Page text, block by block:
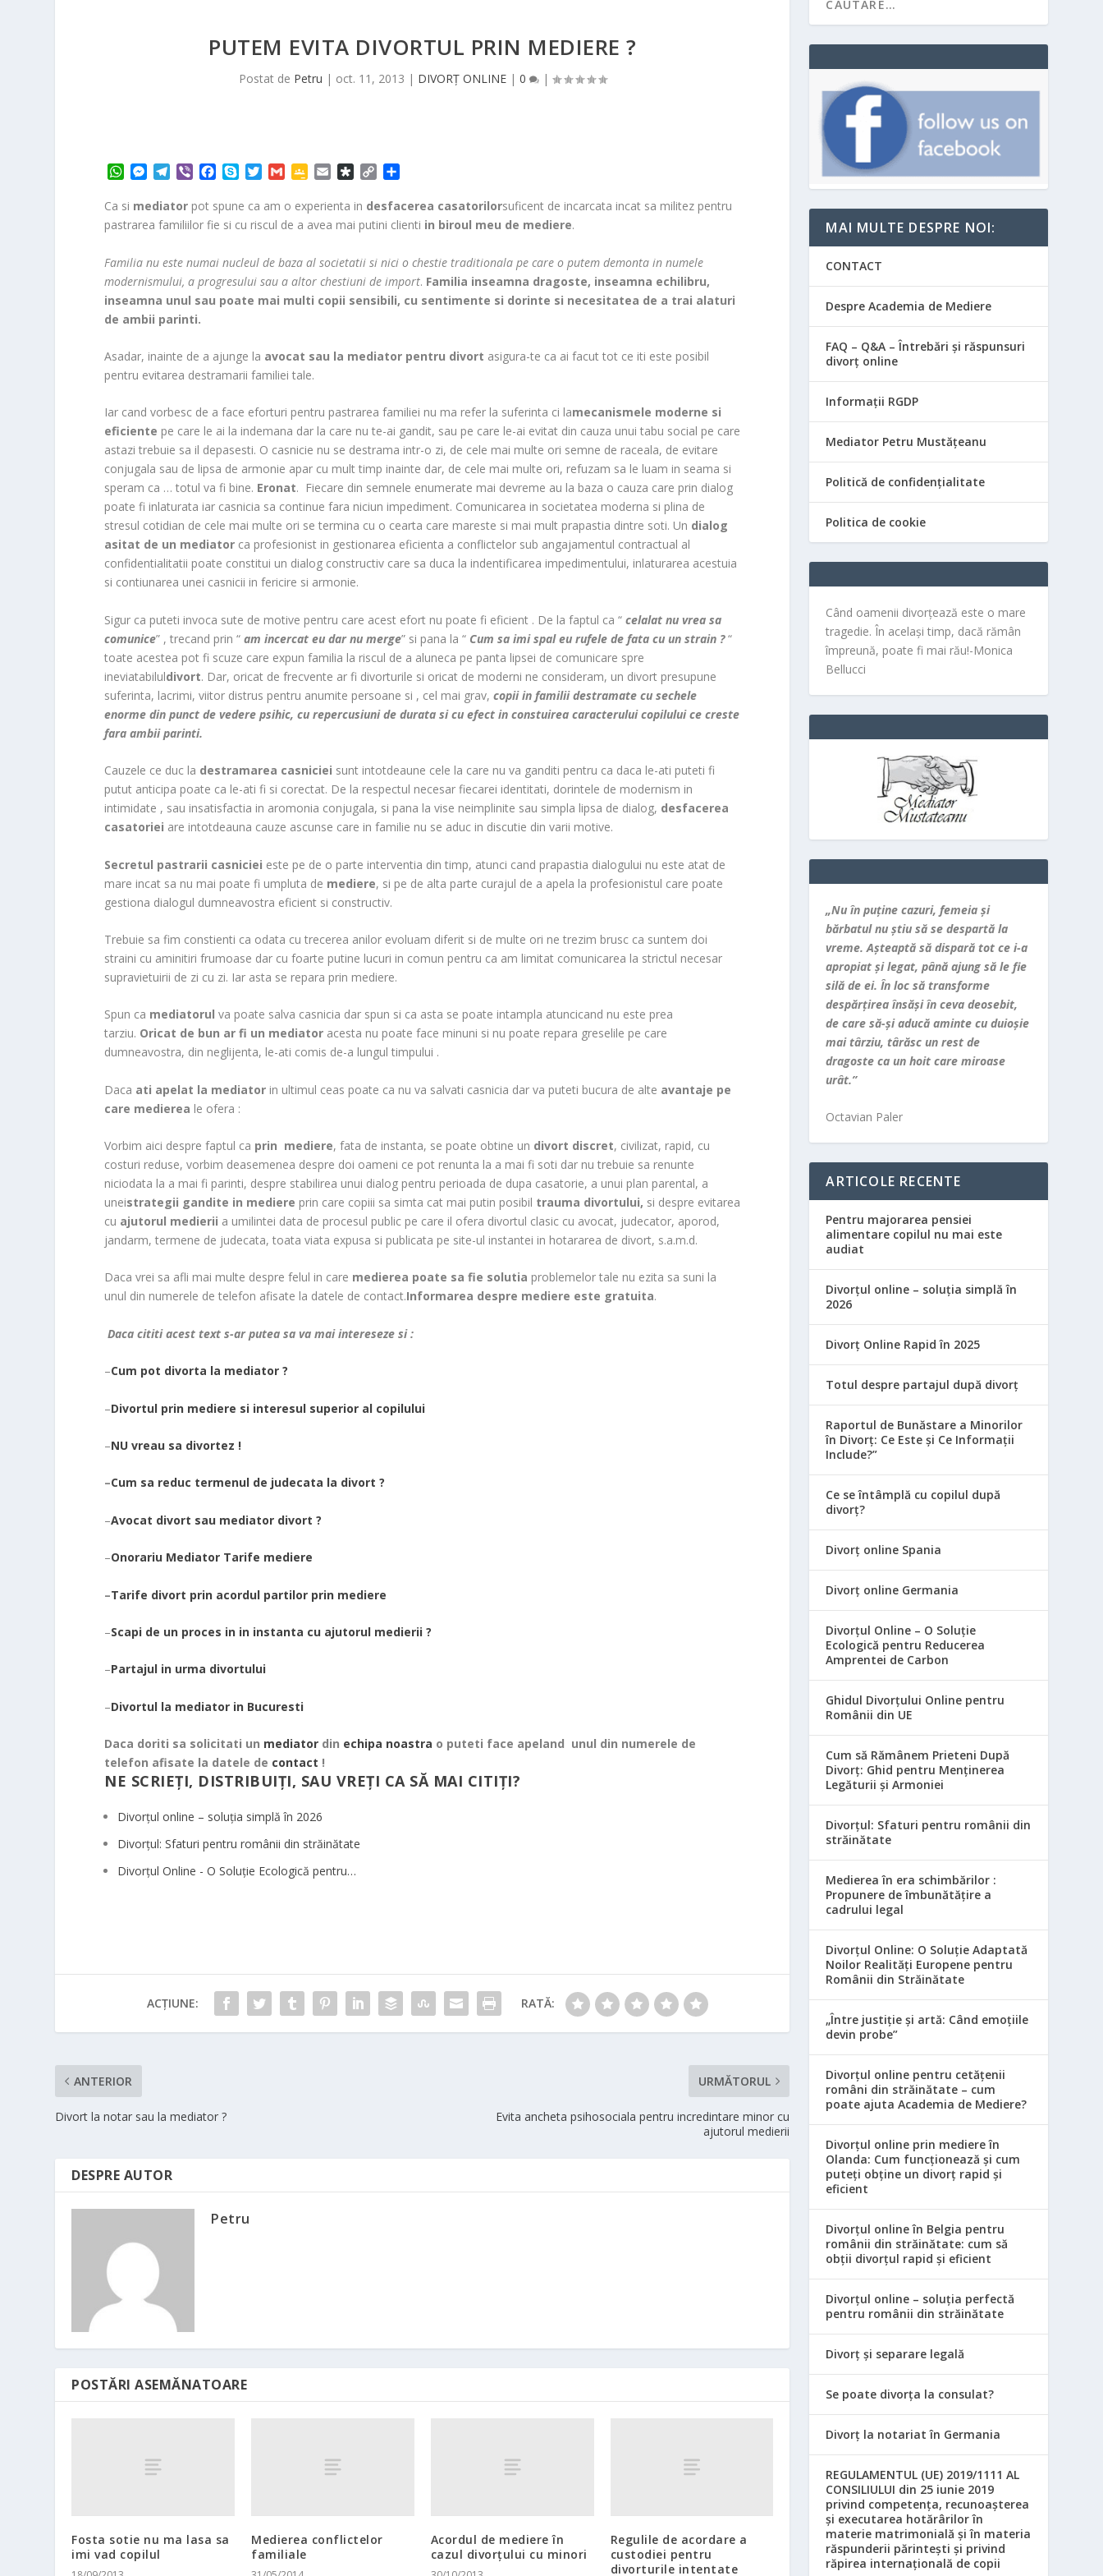
PUTEM EVITA DIVORTUL PRIN MEDIERE ?
Postat de Petru | oct. 11, 2013 | DIVORȚ ONLINE| 0 |
W
a
t
A
p
p
M
s
s
g
e
r
T
l
e
a
m
V
b
e
c
e
o
k
y
p
T
i
t
e
r
G
a
i
G
o
g
e
C
l
a
r
o
o
a
i
D
a
s
p
r
a
p
y
n
k
r
t
e
a
z
Ca si mediator pot spune ca am o experienta in desfacerea casatorilorsuficent de incarcata incat sa militez pentru
pastrarea familiilor fie si cu riscul de a avea mai putini clienti in biroul meu de mediere.
Familia nu este numai nucleul de baza al societatii si nici o chestie traditionala pe care o putem demonta in numele
modernismului, a progresului sau a altor chestiuni de import. Familia inseamna dragoste, inseamna echilibru,
inseamna unul sau poate mai multi copii sensibili, cu sentimente si dorinte si necesitatea de a trai alaturi
de ambii parinti.
Asadar, inainte de a ajunge la avocat sau la mediator pentru divort asigura-te ca ai facut tot ce iti este posibil
pentru evitarea destramarii familiei tale.
Iar cand vorbesc de a face eforturi pentru pastrarea familiei nu ma refer la suferinta ci lamecanismele moderne si
eficiente pe care le ai la indemana dar la care nu te-ai gandit, sau pe care le-ai evitat din cauza unui tabu social pe care
astazi trebuie sa il depasesti. O casnicie nu se destrama intr-o zi, de cele mai multe ori semne de raceala, de evitare
conjugala sau de lipsa de armonie apar cu mult timp inainte dar, de cele mai multe ori, refuzam sa le luam in seama si
speram ca … totul va fi bine. Eronat. Fiecare din semnele enumerate mai devreme au la baza o cauza care prin dialog
poate fi inlaturata iar casnicia sa continue fara niciun impediment. Comunicarea in societatea moderna si plina de
stresul cotidian de cele mai multe ori se termina cu o cearta care mareste si mai mult prapastia dintre soti. Un dialog
asitat de un mediator ca profesionist in gestionarea eficienta a conflictelor sub angajamentul contractual al
confidentialitatii poate constitui un dialog constructiv care sa duca la indentificarea impedimentului, inlaturarea acestuia
si contiunarea unei casnicii in fericire si armonie.
Sigur ca puteti invoca sute de motive pentru care acest efort nu poate fi eficient . De la faptul ca “celalat nu vrea sa
comunice” , trecand prin “am incercat eu dar nu merge” si pana la “ Cum sa imi spal eu rufele de fata cu un strain ?“
toate acestea pot fi scuze care expun familia la riscul de a aluneca pe panta lipsei de comunicare spre
ineviatabiluldivort. Dar, oricat de frecvente ar fi divorturile si oricat de moderni ne consideram, un divort presupune
suferinta, lacrimi, viitor distrus pentru anumite persoane si , cel mai grav,copii in familii destramate cu sechele
enorme din punct de vedere psihic, cu repercusiuni de durata si cu efect in constuirea caracterului copilului ce creste
fara ambii parinti.
Cauzele ce duc la destramarea casniciei sunt intotdeaune cele la care nu va ganditi pentru ca daca le-ati puteti fi
putut anticipa poate ca le-ati fi si corectat. De la respectul necesar fiecarei identitati, dorintele de modernism in
intimidate , sau insatisfactia in aromonia conjugala, si pana la vise neimplinite sau simpla lipsa de dialog, desfacerea
casatoriei are intotdeauna cauze ascunse care in familie nu se aduc in discutie din varii motive.
Secretul pastrarii casniciei este pe de o parte interventia din timp, atunci cand prapastia dialogului nu este atat de
mare incat sa nu mai poate fi umpluta de mediere, si pe de alta parte curajul de a apela la profesionistul care poate
gestiona dialogul dumneavostra eficient si constructiv.
Trebuie sa fim constienti ca odata cu trecerea anilor evoluam diferit si de multe ori ne trezim brusc ca suntem doi
straini cu aminitiri frumoase dar cu foarte putine lucuri in comun pentru ca am limitat comunicarea la strictul necesar
supravietuirii de zi cu zi. Iar asta se repara prin mediere.
Spun ca mediatorul va poate salva casnicia dar spun si ca asta se poate intampla atuncicand nu este prea
tarziu. Oricat de bun ar fi un mediator acesta nu poate face minuni si nu poate repara greselile pe care
dumneavostra, din neglijenta, le-ati comis de-a lungul timpului .
Daca ati apelat la mediator in ultimul ceas poate ca nu va salvati casnicia dar va puteti bucura de alte avantaje pe
care medierea le ofera :
Vorbim aici despre faptul ca prin mediere, fata de instanta, se poate obtine un divort discret, civilizat, rapid, cu
costuri reduse, vorbim deasemenea despre doi oameni ce pot renunta la a mai fi soti dar nu trebuie sa renunte
niciodata la a mai fi parinti, despre stabilirea unui dialog pentru perioada de dupa casatorie, a unui plan parental, a
uneistrategii gandite in mediere prin care copiii sa simta cat mai putin posibil trauma divortului, si despre evitarea
cu ajutorul medierii a umilintei data de procesul public pe care il ofera divortul clasic cu avocat, judecator, aporod,
jandarm, termene de judecata, toata viata expusa si publicata pe site-ul instantei in hotararea de divort, s.a.m.d.
Daca vrei sa afli mai multe despre felul in care medierea poate sa fie solutia problemelor tale nu ezita sa suni la
unul din numerele de telefon afisate la datele de contact.Informarea despre mediere este gratuita.
Daca cititi acest text s-ar putea sa va mai intereseze si :
–Cum pot divorta la mediator ?
–Divortul prin mediere si interesul superior al copilului
–NU vreau sa divortez !
–Cum sa reduc termenul de judecata la divort ?
–Avocat divort sau mediator divort ?
–Onorariu Mediator Tarife mediere
–Tarife divort prin acordul partilor prin mediere
–Scapi de un proces in in instanta cu ajutorul medierii ?
–Partajul in urma divortului
–Divortul la mediator in Bucuresti
Daca doriti sa solicitati un mediator din echipa noastra o puteti face apeland unul din numerele de
telefon afisate la datele de contact !
NE SCRIEȚI, DISTRIBUIȚI, SAU VREȚI CA SĂ MAI CITIȚI?
Divorțul online – soluția simplă în 2026
Divorțul: Sfaturi pentru românii din străinătate
Divorțul Online - O Soluție Ecologică pentru…
ACȚIUNE: RATĂ:
ANTERIOR
Divort la notar sau la mediator ?
URMĂTORUL
Evita ancheta psihosociala pentru incredintare minor cu
ajutorul medierii
DESPRE AUTOR
Petru
POSTĂRI ASEMĂNATOARE
Fosta sotie nu ma lasa sa
imi vad copilul
Medierea conflictelor
familiale
Acordul de mediere în
cazul divorţului cu minori
Regulile de acordare a
custodiei pentru
divorturile intentate
MAI MULTE DESPRE NOI:
CONTACT
Despre Academia de Mediere
FAQ – Q&A – Întrebări și răspunsuri
divorț online
Informații RGDP
Mediator Petru Mustățeanu
Politică de confidențialitate
Politica de cookie
Când oamenii divorțează este o mare
tragedie. În același timp, dacă rămân
împreună, poate fi mai rău!-Monica
Bellucci
„Nu în puţine cazuri, femeia şi
bărbatul nu ştiu să se despartă la
vreme. Aşteaptă să dispară tot ce i-a
apropiat şi legat, până ajung să le fie
silă de ei. În loc să transforme
despărţirea însăşi în ceva deosebit,
de care să-şi aducă aminte cu duioşie
mai târziu, târăsc un rest de
dragoste ca un hoit care miroase
urât.”
Octavian Paler
ARTICOLE RECENTE
Pentru majorarea pensiei
alimentare copilul nu mai este
audiat
Divorțul online – soluția simplă în
2026
Divorț Online Rapid în 2025
Totul despre partajul după divorț
Raportul de Bunăstare a Minorilor
în Divorț: Ce Este și Ce Informații
Include?”
Ce se întâmplă cu copilul după
divorț?
Divorț online Spania
Divorț online Germania
Divorțul Online – O Soluție
Ecologică pentru Reducerea
Amprentei de Carbon
Ghidul Divorțului Online pentru
Românii din UE
Cum să Rămânem Prieteni După
Divorț: Ghid pentru Menținerea
Legăturii și Armoniei
Divorțul: Sfaturi pentru românii din
străinătate
Medierea în era schimbărilor :
Propunere de îmbunătățire a
cadrului legal
Divorțul Online: O Soluție Adaptată
Noilor Realități Europene pentru
Românii din Străinătate
„Între justiție și artă: Când emoțiile
devin probe”
Divorțul online pentru cetățenii
români din străinătate – cum
poate ajuta Academia de Mediere?
Divorțul online prin mediere în
Olanda: Cum funcționează și cum
puteți obține un divorț rapid și
eficient
Divorțul online în Belgia pentru
românii din străinătate: cum să
obții divorțul rapid și eficient
Divorțul online – soluția perfectă
pentru românii din străinătate
Divorț și separare legală
Se poate divorța la consulat?
Divorț la notariat în Germania
REGULAMENTUL (UE) 2019/1111 AL
CONSILIULUI din 25 iunie 2019
privind competența, recunoașterea
și executarea hotărârilor în
materie matrimonială și în materia
răspunderii părintești și privind
răpirea internațională de copii